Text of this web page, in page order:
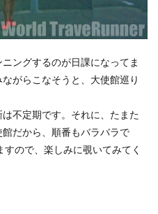
ングするのが日課になってま
がらこなそうと、大使館巡り
不定期です。それに、たまた
だから、順番もバラバラで
ので、楽しみに覗いてみてく